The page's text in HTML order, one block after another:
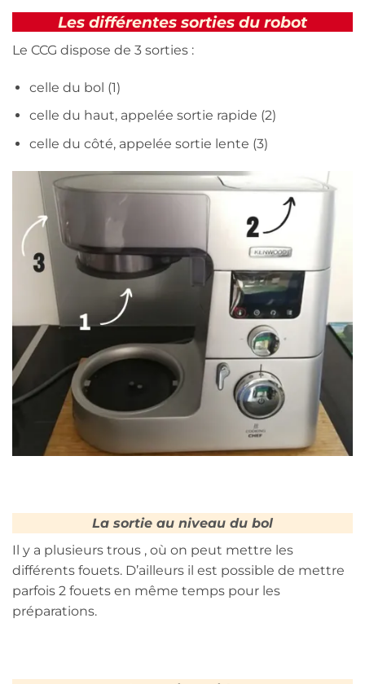
Les différentes sorties du robot
Le CCG dispose de 3 sorties :
celle du bol (1)
celle du haut, appelée sortie rapide (2)
celle du côté, appelée sortie lente (3)
La sortie au niveau du bol
Il y a plusieurs trous , où on peut mettre les
différents fouets. D’ailleurs il est possible de mettre
parfois 2 fouets en même temps pour les
préparations.